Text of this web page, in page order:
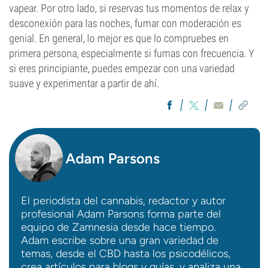
vapear. Por otro lado, si reservas tus momentos de relax y
desconexión para las noches, fumar con moderación es
genial. En general, lo mejor es que lo compruebes en
primera persona, especialmente si fumas con frecuencia. Y
si eres principiante, puedes empezar con una variedad
suave y experimentar a partir de ahí.
Adam Parsons
El periodista del cannabis, redactor y autor
profesional Adam Parsons forma parte del
equipo de Zamnesia desde hace tiempo.
Adam escribe sobre una gran variedad de
temas, desde el CBD hasta los psicodélicos,